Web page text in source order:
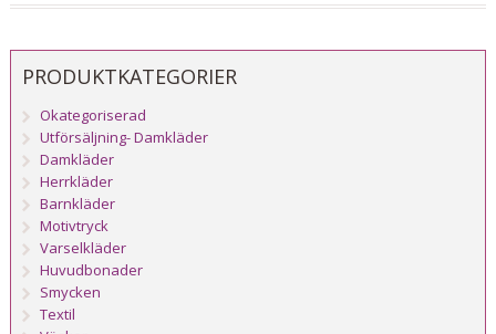
PRODUKTKATEGORIER
Okategoriserad
Utförsäljning- Damkläder
Damkläder
Herrkläder
Barnkläder
Motivtryck
Varselkläder
Huvudbonader
Smycken
Textil